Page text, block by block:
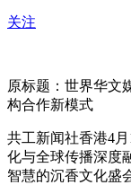
关注
原标题：世界华文
构合作新模式
共工新闻社香港4
化与全球传播深度
智慧的沉香文化盛